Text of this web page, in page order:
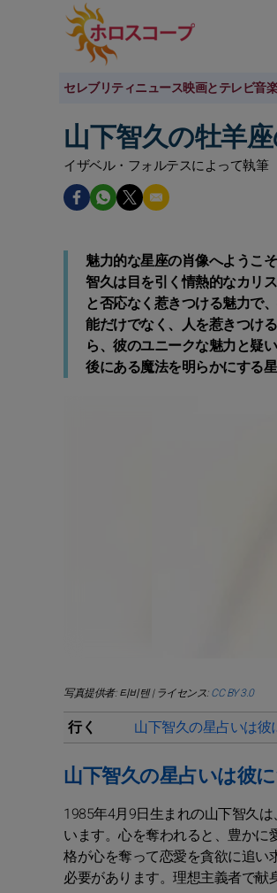
セレブリティニュース映画とテレビ音楽
山下智久の牡羊
イザベル・フォルテスによって執筆
魅力的な星座の肖像へようこ
智久は目を引く情熱的なカリ
と否応なく惹きつける魅力で
能だけでなく、人を惹きつけ
ら、彼のユニークな魅力と疑
後にある魔法を明らかにする
写真提供者: 티비텐 | ライセンス:CC BY 3.0
行く 山下智久の星占いは彼
山下智久の星占いは彼
1985年4月9日生まれの山下智久
います。心を奪われると、豊か
格が心を奪って恋愛を貪欲に追
必要があります。理想主義者で献